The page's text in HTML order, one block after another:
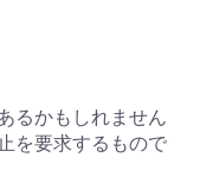
るかもしれません
を要求するもので